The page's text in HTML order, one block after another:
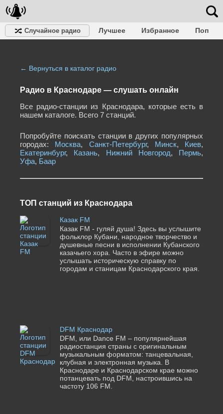
Случайное радио Лучшее Избранное
Поп
← Вернуться в каталог радио
Радио в Краснодаре — cлушать онлайн
Все радио-станции из Краснодара, которые есть в
нашем каталоге. Всего 7 станций.
Попробуйте поискать станции в других популярных
городах: Москва, Санкт-Петербург, Минск, Киев,
Екатеринбург, Казань, Нижний Новгород, Пермь,
Уфа, Баар
ТОП станций из Краснодара
Казак FM
Казак FM - гуляй душа! Здесь вы услышите
фольклор Кубани, народное творчество и
душевные песни в исполнении Кубанского
казачьего хора. Часто в эфире можно
услышать историческую справку по
городам и станицам Краснодарского края.
DFM Краснодар
DFM, или Dance FM – популярнейшая
радиостанция страны с оригинальным
музыкальным форматом: танцевальная,
клубная и электронная музыка. В
Краснодаре и Краснодарском крае можно
потанцевать под DFM, настроившись на
частоту 106 FM.